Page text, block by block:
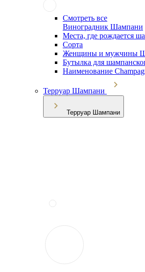
Смотреть все
Виноградник Шампани
Места, где рождается
Сорта
Женщины и мужчины
Бутылка для
Наименование
Терруар Шампани
Терруар Шампани